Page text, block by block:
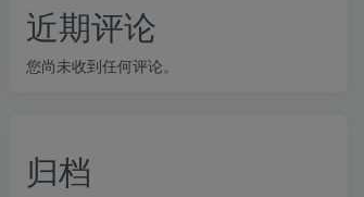
近期评论
您尚未收到任何评论。
归档